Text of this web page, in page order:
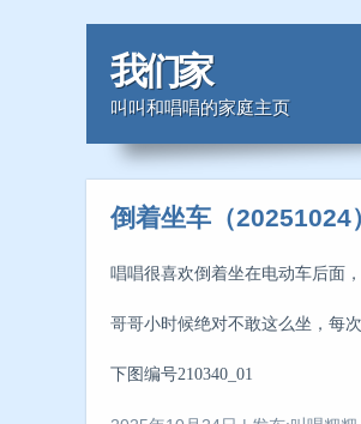
我们家
叫叫和唱唱的家庭主页
倒着坐车（20251024
唱唱很喜欢倒着坐在电动车后面
哥哥小时候绝对不敢这么坐，每
下图编号210340_01